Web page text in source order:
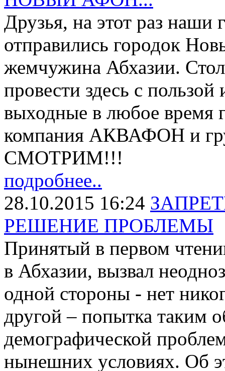
Друзья, на этот раз
отправились городок
жемчужина Абхазии.
провести здесь с
выходные в любое время
компания АКВАФОН и
СМОТРИМ!!!
подробнее..
28.10.2015 16:24
РЕШЕНИЕ ПРОБЛЕМЫ
Принятый в первом
в Абхазии, вызвал
одной стороны - нет
другой – попытка таким
демографической
нынешних условиях. Об